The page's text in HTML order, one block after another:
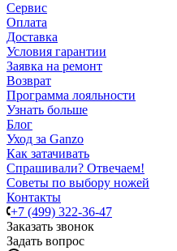
Сервис
Оплата
Доставка
Условия гарантии
Заявка на ремонт
Возврат
Программа лояльности
Узнать больше
Блог
Уход за Ganzo
Как затачивать
Спрашивали? Отвечаем!
Советы по выбору ножей
Контакты
+7 (499) 322-36-47
Заказать звонок
Задать вопрос